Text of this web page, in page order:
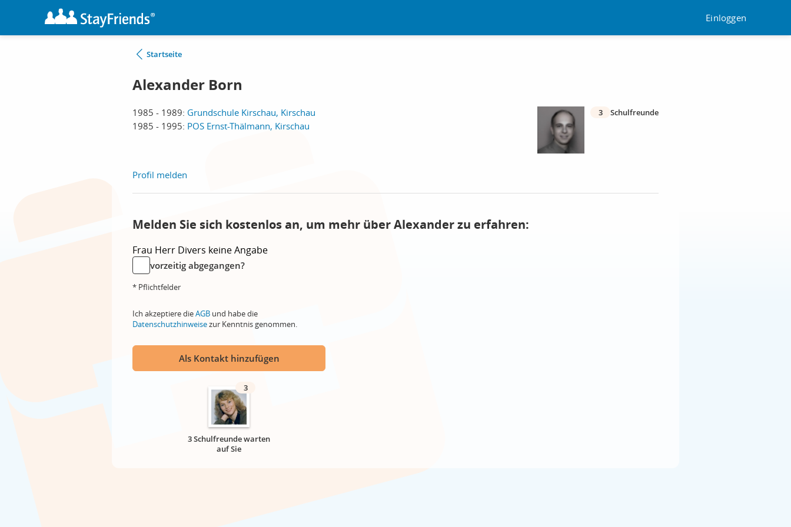
Einloggen
Startseite
Alexander Born
1985 - 1989: Grundschule Kirschau, Kirschau
1985 - 1995: POS Ernst-Thälmann, Kirschau
3 Schulfreunde
Profil melden
Melden Sie sich kostenlos an, um mehr über Alexander zu erfahren:
Frau Herr Divers keine Angabe
vorzeitig abgegangen?
* Pflichtfelder
Ich akzeptiere dieAGB und habe die
Datenschutzhinweisezur Kenntnis genommen.
Als Kontakt hinzufügen
3
3 Schulfreunde warten
auf Sie